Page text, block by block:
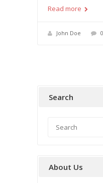
Read more
John Doe
Search
About Us